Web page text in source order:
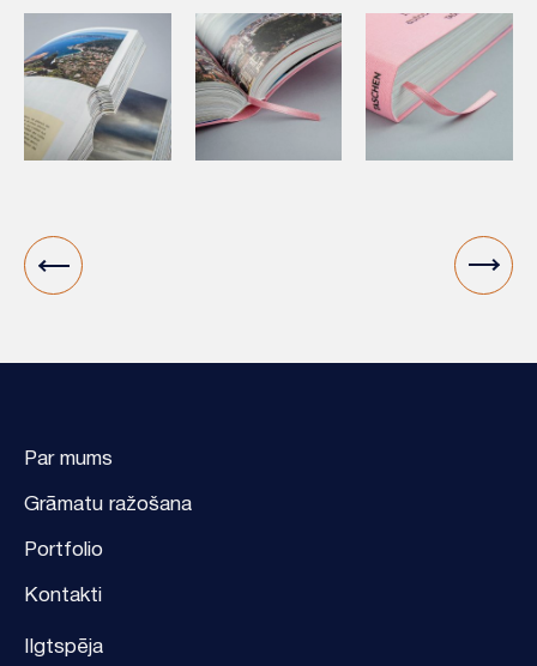
Par mums
Grāmatu ražošana
Portfolio
Kontakti
Ilgtspēja